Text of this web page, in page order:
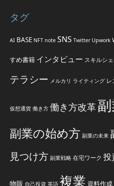
タグ
AI BASE NFT note SNS Twitter Upwork
すめ書籍 インタビュー スキルシ
テラシー メルカリ ライティング レ
仮想通貨 働き方 働き方改革
副業の始め方 副業の未来
見つけ方 副業戦略 在宅ワーク 投
物販 自己投資 英語 複業 資料作成